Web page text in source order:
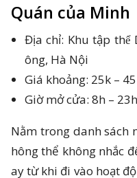
Quán của Minh
Địa chỉ: Khu tập thể
ông, Hà Nội
Giá khoảng: 25k –
Giờ mở cửa: 8h – 23h
Nằm trong danh sách
hông thể không nhắc
ay từ khi đi vào hoạt